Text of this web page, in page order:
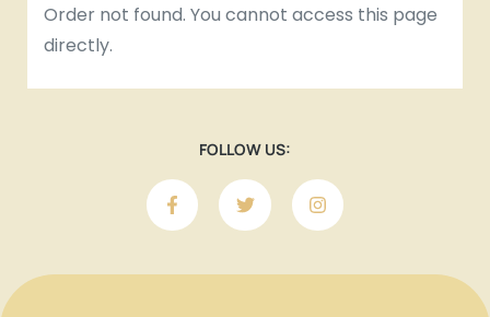
Order not found. You cannot access this page
directly.
FOLLOW US: